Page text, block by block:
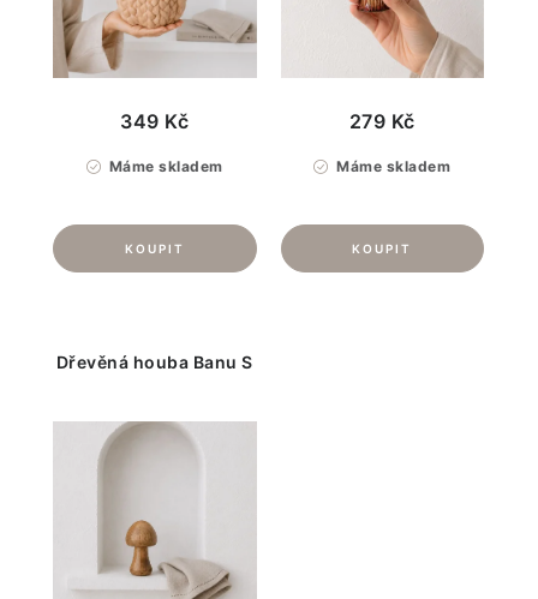
Máme skladem
349 Kč
Máme skladem
279 Kč
Dřevěná houba Banu S